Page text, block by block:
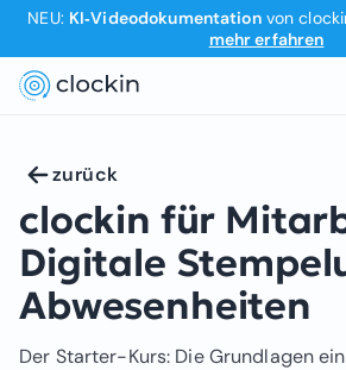
NEU: KI‑Videodokumentationvon
mehr erfahren
zurück
clockin für
Digitale
Abwesenheiten
Der Starter-Kurs: Die Grundlagen